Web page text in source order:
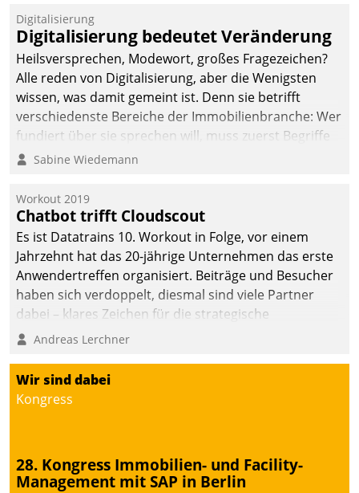
Digitalisierung
Digitalisierung bedeutet Veränderung
Heilsversprechen, Modewort, großes Fragezeichen?
Alle reden von Digitalisierung, aber die Wenigsten
wissen, was damit gemeint ist. Denn sie betrifft
verschiedenste Bereiche der Immobilienbranche: Wer
fundiert über sie sprechen will, muss zuerst Begriffe
klären. Ein Aspekt ist die betriebliche Optimierung:
Einsparungen durch optimierte und automatisierte
Prozesse. Doch man darf nicht zu viel erwarten: Allein
mit der Einführung einer neuen Software ist es nicht
getan. Die Digitalisierung erfordert von Unternehmen
die Bereitschaft, sich zu überprüfen, zu hinterfragen
und zu verändern.
Sabine Wiedemann
Workout 2019
Chatbot trifft Cloudscout
Es ist Datatrains 10. Workout in Folge, vor einem
Jahrzehnt hat das 20-jährige Unternehmen das erste
Anwendertreffen organisiert. Beiträge und Besucher
haben sich verdoppelt, diesmal sind viele Partner
dabei – klares Zeichen für die strategische
Fokussierung auf den Kunden.
Andreas Lerchner
Wir sind dabei
Kongress
28. Kongress Immobilien- und Facility-
Management mit SAP in Berlin